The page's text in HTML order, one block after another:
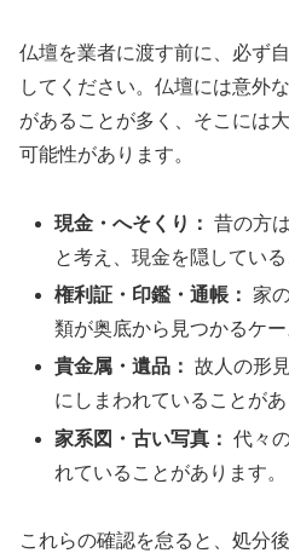
仏壇を業者に渡す前に、必ず
してください。仏壇には意外
があることが多く、そこには
可能性があります。
現金・へそくり： 昔の方
と考え、現金を隠してい
権利証・印鑑・通帳： 家
類が奥底から見つかるケ
貴金属・遺品： 故人の形
にしまわれていることがあ
家系図・古い写真： 代々
れていることがあります。
これらの確認を怠ると、処分